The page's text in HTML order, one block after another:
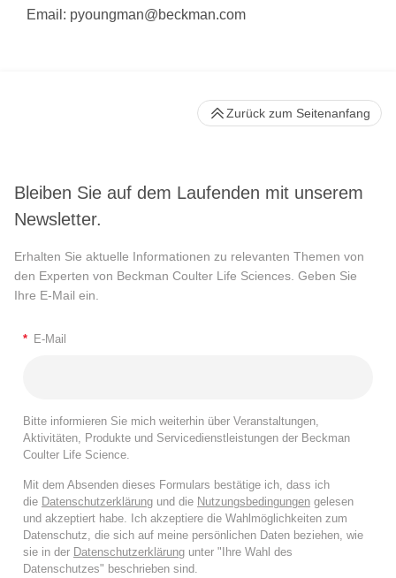
Email: pyoungman@beckman.com
Bleiben Sie auf dem Laufenden mit unserem
Newsletter.
Erhalten Sie aktuelle Informationen zu relevanten Themen von
den Experten von Beckman Coulter Life Sciences. Geben Sie
Ihre E-Mail ein.
* E-Mail
Bitte informieren Sie mich weiterhin über Veranstaltungen,
Aktivitäten, Produkte und Servicedienstleistungen der Beckman
Coulter Life Science.
Mit dem Absenden dieses Formulars bestätige ich, dass ich
die Datenschutzerklärung und die Nutzungsbedingungen gelesen
und akzeptiert habe. Ich akzeptiere die Wahlmöglichkeiten zum
Datenschutz, die sich auf meine persönlichen Daten beziehen, wie
sie in der Datenschutzerklärung unter "Ihre Wahl des
Datenschutzes" beschrieben sind.
Zurück zum Seitenanfang